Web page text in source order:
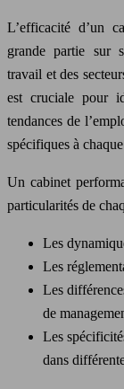
L’efficacité d’un
grande partie sur
travail et des
est cruciale pour
tendances de
spécifiques à
Un cabinet
particularités de
Les
Les
Les
de
Les
dans